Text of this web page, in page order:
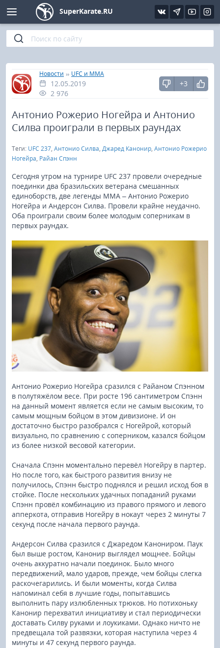
SuperKarate.RU
Главная
»
Новости » UFC и MMA
12.05.2019
2 976
+3
Антонио Рожерио Ногейра и Антонио
Силва проиграли в первых раундах
Теги: UFC 237, Антонио Силва, Джаред Канонир, Антонио Рожерио
Ногейра, Райан Спэнн
Сегодня утром на турнире UFC 237 провели очередные
поединки два бразильских ветерана смешанных
единоборств, две легенды ММА – Антонио Рожерио
Ногейра и Андерсон Силва. Провели крайне неудачно.
Оба проиграли своим более молодым соперникам в
первых раундах.
Антонио Рожерио Ногейра сразился с Райаном Спэнном
в полутяжёлом весе. При росте 196 сантиметром Спэнн
на данный момент является если не самым высоким, то
самым мощным бойцом в этом дивизионе. И он
достаточно быстро разобрался с Ногейрой, который
визуально, по сравнению с соперником, казался бойцом
из более низкой весовой категории.
Сначала Спэнн моментально перевёл Ногейру в партер.
Но после того, как быстрого развития внизу не
получилось, Спэнн быстро поднялся и решил исход боя в
стойке. После нескольких удачных попаданий руками
Спэнн провёл комбинацию из правого прямого и левого
апперкота, отправив Ногейру в нокаут через 2 минуты 7
секунд после начала первого раунда.
Андерсон Силва сразился с Джаредом Канониром. Паук
был выше ростом, Канонир выглядел мощнее. Бойцы
очень аккуратно начали поединок. Было много
передвижений, мало ударов, прежде, чем бойцы слегка
раскочегарились. И были моменты, когда Силва
напоминал себя в лучшие годы, попытавшись
выполнить пару излюбленных трюков. Но потихоньку
Канонир перехватил инициативу и стал периодически
доставать Силву руками и лоукиками. Однако ничто не
предвещала той развязки, которая наступила через 4
минуты и 47 секунд первого раунда.
Киокушинкай
Кёкусин (IFK)
Шинкиокушинкай
Кекусин-кан
Бокс
UFC и MMA
Муай тай
Фото
Видео
Интервью
Статьи
Уроки каратэ
Файлы
Библиотека